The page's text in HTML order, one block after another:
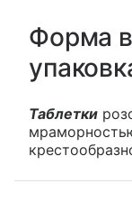
Форма
Таблетки